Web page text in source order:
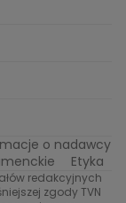
o nadawcy
Etyka
redakcyjnych
zgody TVN